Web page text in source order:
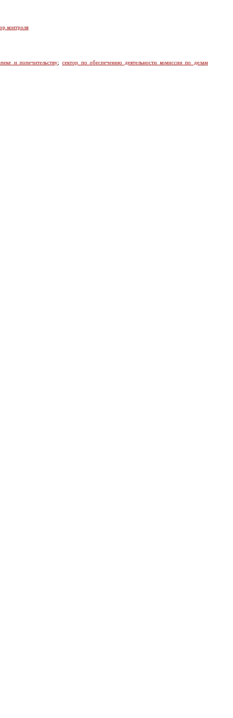
контроля
и попечительству;сектор по обеспечению деятельности комиссии по делам